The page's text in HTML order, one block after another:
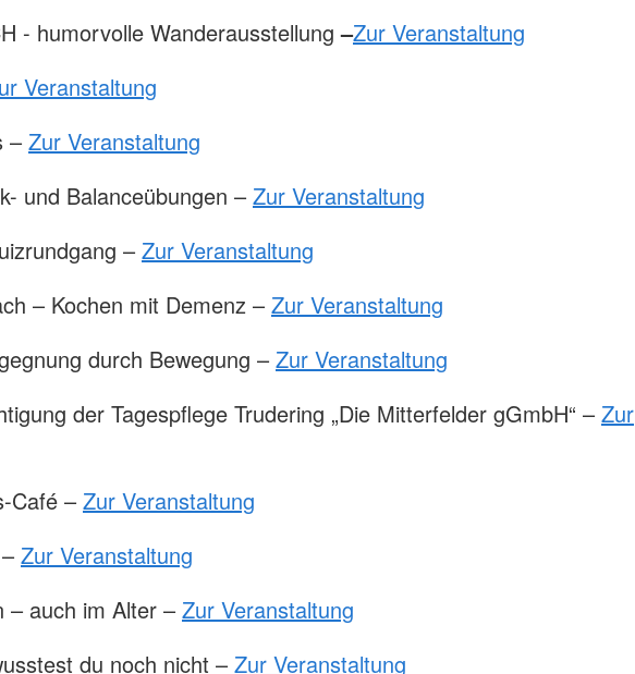
- humorvolle Wanderausstellung –Zur Veranstaltung
Veranstaltung
– Zur Veranstaltung
und Balanceübungen – Zur Veranstaltung
– Zur Veranstaltung
– Kochen mit Demenz – Zur Veranstaltung
durch Bewegung – Zur Veranstaltung
der Tagespflege Trudering „Die Mitterfelder gGmbH“ – Zur
Café – Zur Veranstaltung
Zur Veranstaltung
– auch im Alter – Zur Veranstaltung
du noch nicht – Zur Veranstaltung